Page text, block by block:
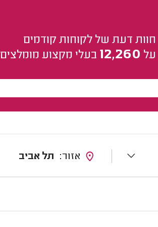
חוות דעת של לקוחות קודמים
על 12,260 בעלי מקצוע מומלצים
תל אביב